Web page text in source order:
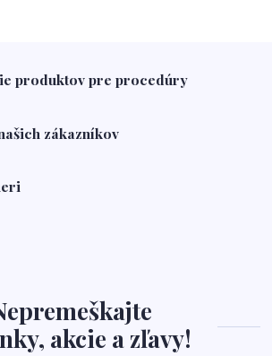
produktov pre procedúry
zákazníkov
akcie a zľavy!